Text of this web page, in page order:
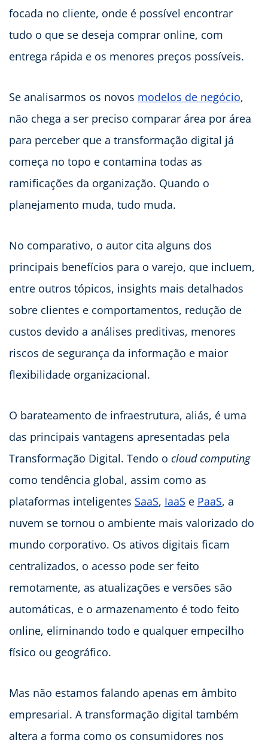
focada no cliente, onde é possível encontrar
tudo o que se deseja comprar online, com
entrega rápida e os menores preços possíveis.
Se analisarmos os novos modelos de negócio,
não chega a ser preciso comparar área por área
para perceber que a transformação digital já
começa no topo e contamina todas as
ramificações da organização. Quando o
planejamento muda, tudo muda.
No comparativo, o autor cita alguns dos
principais benefícios para o varejo, que incluem,
entre outros tópicos, insights mais detalhados
sobre clientes e comportamentos, redução de
custos devido a análises preditivas, menores
riscos de segurança da informação e maior
flexibilidade organizacional.
O barateamento de infraestrutura, aliás, é uma
das principais vantagens apresentadas pela
Transformação Digital. Tendo o cloud computing
como tendência global, assim como as
plataformas inteligentes SaaS, IaaS e PaaS, a
nuvem se tornou o ambiente mais valorizado do
mundo corporativo. Os ativos digitais ficam
centralizados, o acesso pode ser feito
remotamente, as atualizações e versões são
automáticas, e o armazenamento é todo feito
online, eliminando todo e qualquer empecilho
físico ou geográfico.
Mas não estamos falando apenas em âmbito
empresarial. A transformação digital também
altera a forma como os consumidores nos